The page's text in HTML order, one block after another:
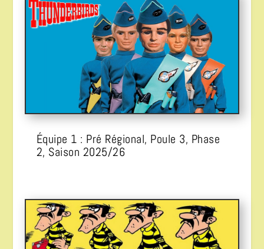
Équipe 1 : Pré Régional, Poule 3, Phase
2, Saison 2025/26